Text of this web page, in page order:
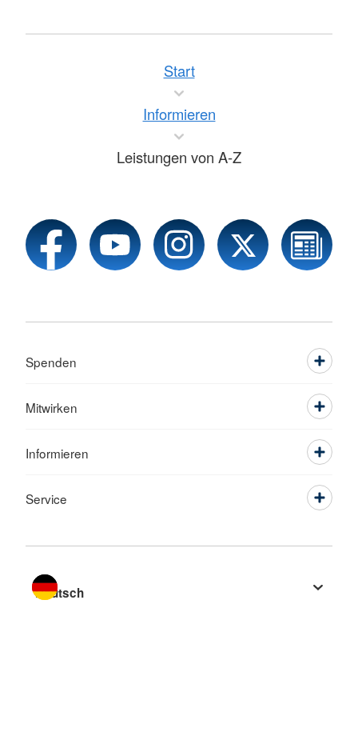
Start
Informieren
Leistungen von A-Z
Spenden
Mitwirken
Informieren
Service
Sprache wechseln zu